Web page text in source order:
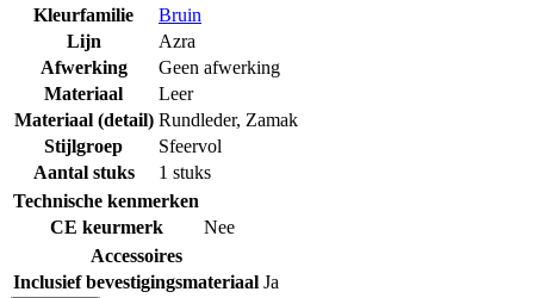
Kleurfamilie
Bruin
Lijn
Azra
Afwerking
Geen afwerking
Materiaal
Leer
Materiaal (detail) Rundleder, Zamak
Stijlgroep
Sfeervol
Aantal stuks
1 stuks
Technische kenmerken
CE keurmerk
Nee
Accessoires
Inclusief bevestigingsmateriaal Ja